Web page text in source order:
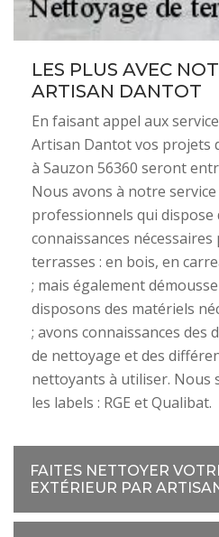
LES PLUS AVEC
ARTISAN DANTOT
En faisant appel aux
Artisan Dantot vos projets
à Sauzon 56360 seront
Nous avons à notre
professionnels qui dispose
connaissances
terrasses : en bois, en
; mais également
disposons des matériels
; avons connaissances des
de nettoyage et des
nettoyants à utiliser. Nous
les labels : RGE et Qualibat.
FAITES NETTOYER
EXTÉRIEUR PAR